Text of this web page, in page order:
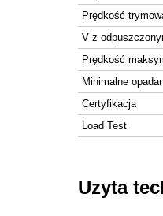
Prędkość
V z
Prędkość
Minimalne
Certyfikacja
Load Test
Uzyta